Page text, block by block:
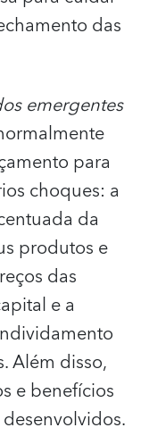
das
emergentes
para
choques: a
da
produtos e
das
e a
Além disso,
e benefícios